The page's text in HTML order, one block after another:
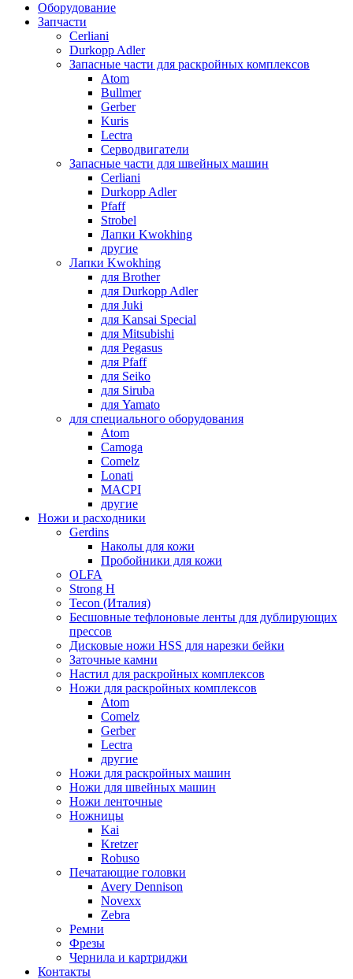
Оборудование
Запчасти
Cerliani
Durkopp Adler
Запасные части для раскройных комплексов
Atom
Bullmer
Gerber
Kuris
Lectra
Серводвигатели
Запасные части для швейных машин
Cerliani
Durkopp Adler
Pfaff
Strobel
Лапки Kwokhing
другие
Лапки Kwokhing
для Brother
для Durkopp Adler
для Juki
для Kansai Special
для Mitsubishi
для Pegasus
для Pfaff
для Seiko
для Siruba
для Yamato
для специального оборудования
Atom
Camoga
Comelz
Lonati
MACPI
другие
Ножи и расходники
Gerdins
Наколы для кожи
Пробойники для кожи
OLFA
Strong H
Tecon (Италия)
Бесшовные тефлоновые ленты для дублирующих
прессов
Дисковые ножи HSS для нарезки бейки
Заточные камни
Настил для раскройных комплексов
Ножи для раскройных комплексов
Atom
Comelz
Gerber
Lectra
другие
Ножи для раскройных машин
Ножи для швейных машин
Ножи ленточные
Ножницы
Kai
Kretzer
Robuso
Печатающие головки
Avery Dennison
Novexx
Zebra
Ремни
Фрезы
Чернила и картриджи
Контакты